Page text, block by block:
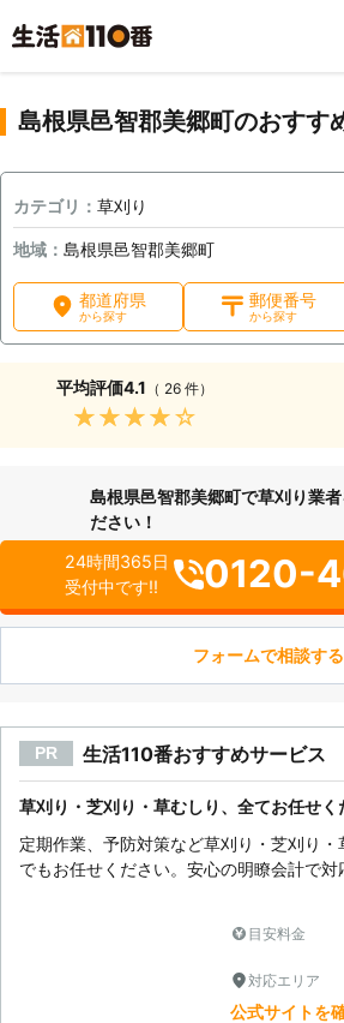
島根県邑智郡美郷町のおすす
カテゴリ： 草刈り
地域： 島根県邑智郡美郷町
都道府県
から探す
郵便番号
から探す
平均評価4.1 （ 26 件）
★★★★★
島根県邑智郡美郷町で草刈り業
ださい！
24時間365日
受付中です!!
0120-
フォームで相談する
PR 生活110番おすすめサービス
草刈り・芝刈り・草むしり、全てお任せく
定期作業、予防対策など草刈り・芝刈り
でもお任せください。安心の明瞭会計で対
目安料金
対応エリア
公式サイトを